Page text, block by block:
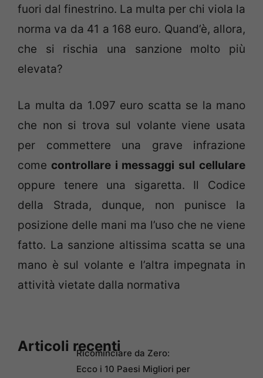
fuori dal finestrino. La multa per chi viola la
norma va da 41 a 168 euro. Quand’è, allora,
che si rischia una sanzione molto più
elevata?
La multa da 1.097 euro scatta se la mano
che non si trova sul volante viene usata
per commettere una grave infrazione
come controllare i messaggi sul cellulare
oppure tenere una sigaretta. Il Codice
della Strada, dunque, non punisce la
posizione delle mani ma l’uso che ne viene
fatto. La sanzione altissima scatta se una
mano è sul volante e l’altra impegnata in
attività vietate dalla normativa
Articoli recentiRicominciare da Zero:
Ecco i 10 Paesi Migliori per